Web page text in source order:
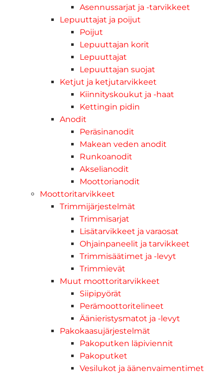
Asennussarjat ja -tarvikkeet
Lepuuttajat ja poijut
Poijut
Lepuuttajan korit
Lepuuttajat
Lepuuttajan suojat
Ketjut ja ketjutarvikkeet
Kiinnityskoukut ja -haat
Kettingin pidin
Anodit
Peräsinanodit
Makean veden anodit
Runkoanodit
Akselianodit
Moottorianodit
Moottoritarvikkeet
Trimmijärjestelmät
Trimmisarjat
Lisätarvikkeet ja varaosat
Ohjainpaneelit ja tarvikkeet
Trimmisäätimet ja -levyt
Trimmievät
Muut moottoritarvikkeet
Siipipyörät
Perämoottoritelineet
Äänieristysmatot ja -levyt
Pakokaasujärjestelmät
Pakoputken läpiviennit
Pakoputket
Vesilukot ja äänenvaimentimet